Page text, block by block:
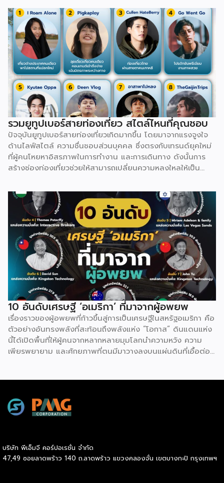
เป็นเอกลักษณ์เฉพาะตัวที่ไม่เหมือนภาษาใดในโลก นอกจากนี้
จอร์เจียยังเป็นที่ตั้งของ Ushguli หมู่บ้านที่มีคนอยู่อาศัยจริงซึ่ง
สูงที่สุดในยุโรป ล้อมรอบด้วยหอคอยหินโบราณ และมีเมืองถ้ำ
ขนาดใหญ่อย่าง Vardzia ที่ขุดเข้าไปในเนื้อหินถึง 13 ชั้นเพื่อใช้
ซ่อนตัวจากศัตรูในอดีต ยิ่งไปกว่านั้น ยามล้อมวงกินเลี้ยงใน
วัฒนธรรม Supra จะต้องมี Tamada หรือหัวหน้าโต๊ะคอยร่ายคำ
อวยพรยาวเหยียดสะท้อนเรื่องราวชีวิต ความรัก และบรรพบุรุษ
ก่อนที่ทุกคนจะยกแก้วดื่มพร้อมกัน ทำให้จอร์เจียไม่ได้มีดีแค่
ธรรมชาติ แต่เต็มไปด้วยอารยธรรมสุดลึกลับที่รอให้ไปสัมผัส
รวมยูทูปเบอร์สายท่องเที่ยว สไตล์ไหนที่คุณชอบ
ปัจจุบันยูทูปเบอร์สายท่องเที่ยวเกิดมากขึ้น โดยมาจากแรงจูงใจ
ด้านไลฟ์สไตล์ ความชื่นชอบส่วนบุคคล ซึ่งตรงกับเทรนด์ยุคใหม่
ที่ผู้คนโหยหาอิสรภาพในการทำงาน และการเดินทาง ดังนั้นการ
สร้างช่องท่องเที่ยวช่วยให้สามารถเปลี่ยนความหลงใหลให้เป็น
สปอนเซอร์แบรนด์สินค้า/โรงแรม, การขายสินค้าของตัวเอง ไป
จนถึงงานรับรีวิว สามารถต่อยอดออกไปได้อย่างหลากหลาย
นอกจากนี้ พฤติกรรมผู้บริโภคยุคปัจจุบันที่นิยมเสพวิดีโอท่อง
เที่ยวเพื่อหาแรงบันดาลใจ ใช้เป็นข้อมูลวางแผนเดินทาง หรือรับ
ชมเพื่อความเพลิดเพลิน (Virtual Travel) คอนเทนต์สายนี้จึงมี
อุปสงค์จากผู้ชมสูงอย่างต่อเนื่อง เปิดโอกาสให้ครีเอเตอร์ดึงจุด
เด่น และมุมมองเฉพาะตัวมาสร้าง Niche Content ที่แตกต่างได้
เสมอ เรื่องอื่นๆ ที่น่าสนใจ “ฮลุน โซโล่” จากเด็กกำพร้า
ทำงานโรงงานวันละ 300 สู่ยูทูบเบอร์แบกเป้เที่ยวรอบโลก
10 อันดับเศรษฐี ‘อเมริกา’ ที่มาจากผู้อพยพ
เรื่องราวของผู้อพยพที่ก้าวขึ้นสู่การเป็นเศรษฐีในสหรัฐอเมริกา คือ
ตัวอย่างอันทรงพลังที่สะท้อนถึงพลังแห่ง “โอกาส” ดินแดนแห่ง
นี้ได้เปิดพื้นที่ให้ผู้คนจากหลากหลายมุมโลกนำความหวัง ความ
เพียรพยายาม และศักยภาพที่ตนมีมาวางลงบนแผ่นดินที่เอื้อต่อ
บอร์ดให้วิสัยทัศน์และการทำงานหนักบ่มเพาะเป็นผลสำเร็จลบล้าง
ข้อจำกัดเดิม ความสำเร็จของพวกเขามิได้เกิดจากโชคช่วย แต่เกิด
จากการที่โอกาสอันเท่าเทียมมาบรรจบกับความมุ่งมั่นที่ไม่ยอมแพ้
บริษัท พีเอ็มจี คอร์ปอเรชั่น จำกัด
47,49 ซอยลาดพร้าว 140 ถ.ลาดพร้าว แขวงคลองจั่น เขตบางกะปิ กรุงเทพฯ